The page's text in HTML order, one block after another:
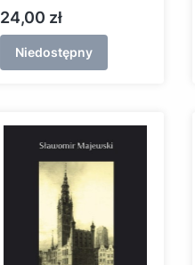
obrazy pamięci 1935-
1945
Cena
24,00 zł
Niedostępny